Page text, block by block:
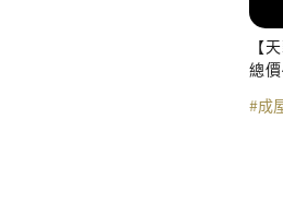
【
總
#成